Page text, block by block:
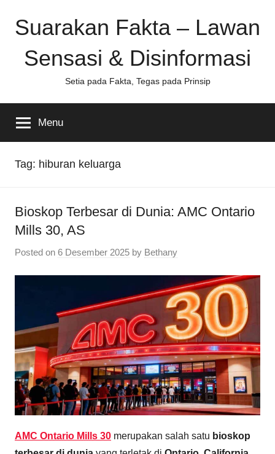
Suarakan Fakta – Lawan
Sensasi & Disinformasi
Setia pada Fakta, Tegas pada Prinsip
Menu
Tag: hiburan keluarga
Bioskop Terbesar di Dunia: AMC Ontario
Mills 30, AS
Posted on 6 Desember 2025 by Bethany
AMC Ontario Mills 30 merupakan salah satu bioskop